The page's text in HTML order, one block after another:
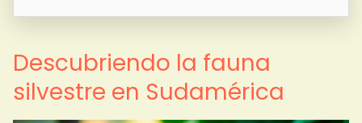
Descubriendo la fauna
silvestre en Sudamérica